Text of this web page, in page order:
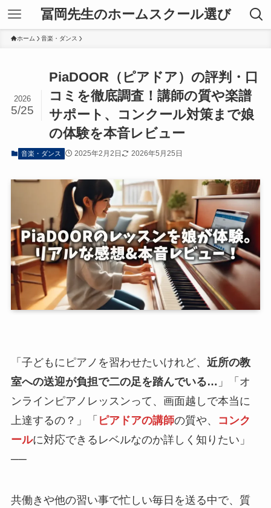
冨岡先生のホームスクール選び
ホーム 音楽・ダンス
PiaDOOR（ピアドア）の評判・口
コミを徹底調査！講師の質や楽譜
サポート、コンクール対策まで娘
の体験を本音レビュー
2026
5/25
音楽・ダンス 2025年2月2日 2026年5月25日
「子どもにピアノを習わせたいけれど、 近所の教
室への送迎が負担で二の足を踏んでいる… 」「オ
ンラインピアノレッスンって、画面越しで本当に
上達するの？」「 ピアドアの講師の質や、
コンク
ールに対応できるレベルなのか詳しく知りたい」
──
共働きや他の習い事で忙しい毎日を送る中で、質